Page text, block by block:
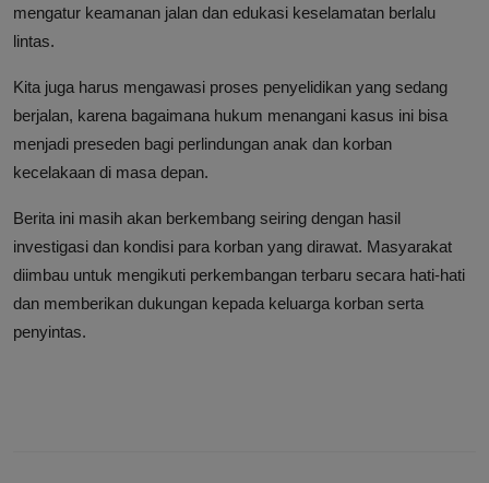
mengatur keamanan jalan dan edukasi keselamatan berlalu
lintas.
Kita juga harus mengawasi proses penyelidikan yang sedang
berjalan, karena bagaimana hukum menangani kasus ini bisa
menjadi preseden bagi perlindungan anak dan korban
kecelakaan di masa depan.
Berita ini masih akan berkembang seiring dengan hasil
investigasi dan kondisi para korban yang dirawat. Masyarakat
diimbau untuk mengikuti perkembangan terbaru secara hati-hati
dan memberikan dukungan kepada keluarga korban serta
penyintas.